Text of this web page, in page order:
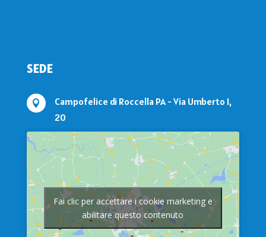
SEDE

Campofelice di Roccella PA - Via Umberto I,
20
Fai clic per accettare i cookie marketing e
abilitare questo contenuto